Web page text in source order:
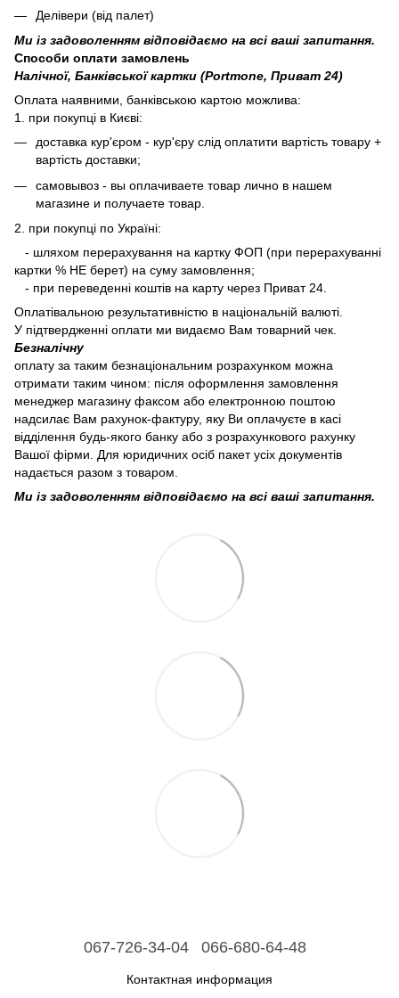
Делівери (від палет)
Ми із задоволенням відповідаємо на всі ваші запитання.
Способи оплати замовлень
Налічної, Банківської картки (Portmone, Приват 24)
Оплата наявними, банківською картою можлива:
1. при покупці в Києві:
доставка кур'єром - кур'єру слід оплатити вартість товару +
вартість доставки;
самовывоз - вы оплачиваете товар лично в нашем
магазине и получаете товар.
2. при покупці по Україні:
- шляхом перерахування на картку ФОП (при перерахуванні
картки % НЕ берет) на суму замовлення;
- при переведенні коштів на карту через Приват 24.
Оплатівальною результативністю в національній валюті.
У підтвердженні оплати ми видаємо Вам товарний чек.
Безналічну
оплату за таким безнаціональним розрахунком можна
отримати таким чином: після оформлення замовлення
менеджер магазину факсом або електронною поштою
надсилає Вам рахунок-фактуру, яку Ви оплачуєте в касі
відділення будь-якого банку або з розрахункового рахунку
Вашої фірми. Для юридичних осіб пакет усіх документів
надається разом з товаром.
Ми із задоволенням відповідаємо на всі ваші запитання.
067-726-34-04 066-680-64-48
Контактная информация